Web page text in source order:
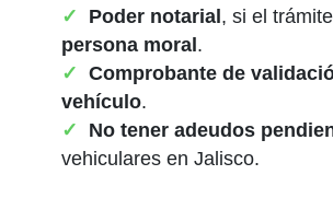
Poder notarial, si el
persona moral.
Comprobante de
vehículo.
No tener adeudos
vehiculares en Jalisco.